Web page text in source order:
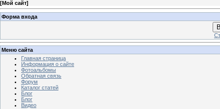
[Мой сайт]
Форма входа
Меню сайта
Главная страница
Информация о сайте
Фотоальбомы
Обратная связь
Форум
Каталог статей
Блог
Блог
Видео